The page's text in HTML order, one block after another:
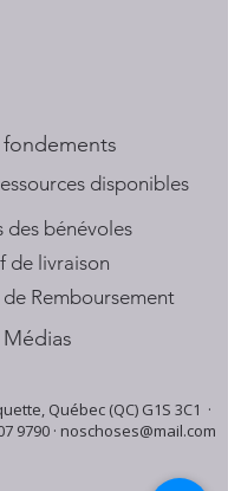
disponibles
des bénévoles
de livraison
Remboursement
Médias
Québec (QC) G1S 3C1 ·
9790· noschoses@mail.com